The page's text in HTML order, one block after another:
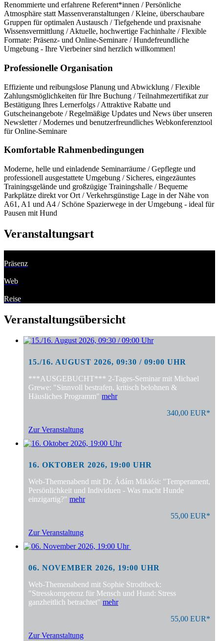
Renommierte und erfahrene Referent*innen / Persönliche
Atmosphäre statt Massenveranstaltungen / Kleine, überschaubare
Gruppen für optimalen Austausch / Tiefgehende und praxisnahe
Wissensvermittlung / Aktuelle, hochwertige Fachinhalte / Flexible
Formate: Präsenz- und Online-Seminare / Hundefreundliche
Umgebung - Ihre Vierbeiner sind herzlich willkommen!
Professionelle Organisation
Effiziente und reibungslose Planung und Abwicklung / Flexible
Zahlungsmöglichkeiten für Ihre Buchung / Teilnahmezertifikat zur
Bestätigung Ihres Lernerfolgs / Attraktive Rabatte und
Gutscheinangebote / Regelmäßige Updates und News über unseren
Newsletter / Modernes und benutzerfreundliches Webkonferenztool
für Online-Seminare
Komfortable Rahmenbedingungen
Moderne, helle und einladende Seminarräume / Gepflegte und
professionell ausgestattete Umgebung / Sicheres, eingezäuntes
Trainingsgelände und großzügige Trainingshalle / Bequeme
Parkplätze direkt vor Ort / Verkehrsgünstige Lage in der Nähe von
A61, A1 und A4 / Schöne Spazierwege in der Umgebung - ideal für
Pausen mit Hund
Veranstaltungsart
Präsenz
Web
Reise
Veranstaltungsübersicht
15./16. AUGUST 2026, 09:30 / 09:00 UHR
***AUSGEBUCHT*** 2-Tages-Seminar mit Michael
Grewe: "Sinnvoll bestrafen, kritisch belohnen &
Häusliches Programm" mehr
340,00 EUR*
Zur Veranstaltung
16. OKTOBER 2026, 19:00 UHR
Web-Themenabend mit Dr. Ádám Miklósi: "Temperament,
Persönlichkeit und Individuen - Was macht Hunde
einzigartig?" mehr
55,00 EUR*
Zur Veranstaltung
06. NOVEMBER 2026, 19:00 UHR
Web-Themenabend mit Sophie Strodtbeck:
"Stresskompetenz für Mensch und Hund: Stress
ganzheitlich betrachtet" mehr
55,00 EUR*
Zur Veranstaltung